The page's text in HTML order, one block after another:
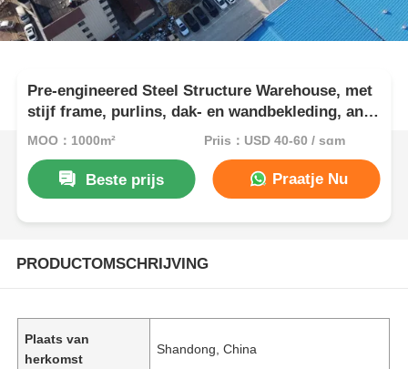
Pre-engineered Steel Structure Warehouse, met
stijf frame, purlins, dak- en wandbekleding, anti-
corrosiecoating, maatwerk voor opslag en
MOQ：1000m² Prijs：USD 40-60 / sqm
Beste prijs Praatje Nu
PRODUCTOMSCHRIJVING
Plaats van
herkomst
Shandong, China